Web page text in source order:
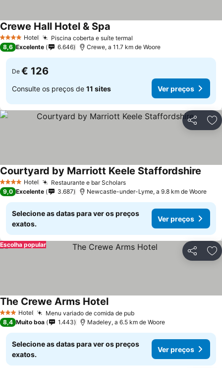
4 EstrelasHotel Piscina coberta e suíte termal
Crewe Hall Hotel & Spa
8,6 Excelente 6.646 Crewe, a 11.7 km de Woore
De € 126
Consulte os preços de 11 sites Ver preços
Partilhar
4 EstrelasHotel Restaurante e bar Scholars
Courtyard by Marriott Keele Staffordshire
9,0 Excelente 3.687 Newcastle-under-Lyme, a 9.8 km de Woore
Selecione as datas para ver os preços
exatos.
Ver preços
Partilhar
Escolha popular
3 EstrelasHotel Menu variado de comida de pub
The Crewe Arms Hotel
8,4 Muito boa 1.443 Madeley, a 6.5 km de Woore
Selecione as datas para ver os preços
exatos.
Ver preços